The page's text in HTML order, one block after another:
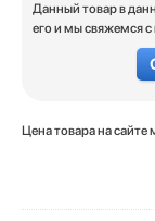
Данный товар в
его и мы свяжемся
Цена товара на сайте